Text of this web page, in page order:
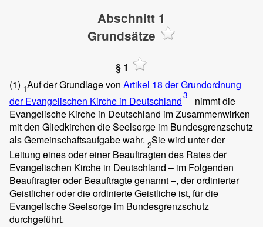
Abschnitt 1
Grundsätze
§ 1
(1) 1Auf der Grundlage von Artikel 18 der Grundordnung
der Evangelischen Kirche in Deutschland3
nimmt die
Evangelische Kirche in Deutschland im Zusammenwirken
mit den Gliedkirchen die Seelsorge im Bundesgrenzschutz
als Gemeinschaftsaufgabe wahr. 2Sie wird unter der
Leitung eines oder einer Beauftragten des Rates der
Evangelischen Kirche in Deutschland – im Folgenden
Beauftragter oder Beauftragte genannt –, der ordinierter
Geistlicher oder die ordinierte Geistliche ist, für die
Evangelische Seelsorge im Bundesgrenzschutz
durchgeführt.